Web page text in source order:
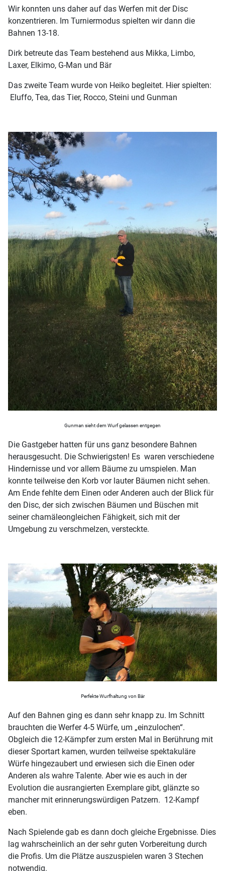
Wir konnten uns daher auf das Werfen mit der Disc
konzentrieren. Im Turniermodus spielten wir dann die
Bahnen 13-18.
Dirk betreute das Team bestehend aus Mikka, Limbo,
Laxer, Elkimo, G-Man und Bär
Das zweite Team wurde von Heiko begleitet. Hier spielten:
Eluffo, Tea, das Tier, Rocco, Steini und Gunman
Gunman sieht dem Wurf gelassen entgegen
Die Gastgeber hatten für uns ganz besondere Bahnen
herausgesucht. Die Schwierigsten! Es waren verschiedene
Hindernisse und vor allem Bäume zu umspielen. Man
konnte teilweise den Korb vor lauter Bäumen nicht sehen.
Am Ende fehlte dem Einen oder Anderen auch der Blick für
den Disc, der sich zwischen Bäumen und Büschen mit
seiner chamäleongleichen Fähigkeit, sich mit der
Umgebung zu verschmelzen, versteckte.
Perfekte Wurfhaltung von Bär
Auf den Bahnen ging es dann sehr knapp zu. Im Schnitt
brauchten die Werfer 4-5 Würfe, um „einzulochen“.
Obgleich die 12-Kämpfer zum ersten Mal in Berührung mit
dieser Sportart kamen, wurden teilweise spektakuläre
Würfe hingezaubert und erwiesen sich die Einen oder
Anderen als wahre Talente. Aber wie es auch in der
Evolution die ausrangierten Exemplare gibt, glänzte so
mancher mit erinnerungswürdigen Patzern. 12-Kampf
eben.
Nach Spielende gab es dann doch gleiche Ergebnisse. Dies
lag wahrscheinlich an der sehr guten Vorbereitung durch
die Profis. Um die Plätze auszuspielen waren 3 Stechen
notwendig.